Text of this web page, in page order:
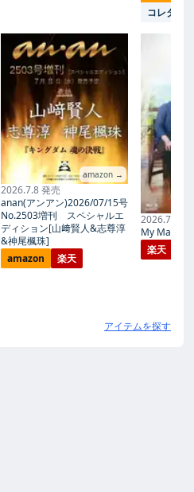
amazon →
2026.7.8 発売
anan(アンアン)2026/07/15号
No.2503増刊 スペシャルエ
ディション[山﨑賢人&志尊淳
&神尾楓珠]
amazon
楽天
コレタメ
2026.7.27
My Magic
楽天
アイテムを探す